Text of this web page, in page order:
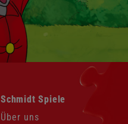
Navigation
überspringen
Schmidt Spiele
Über uns